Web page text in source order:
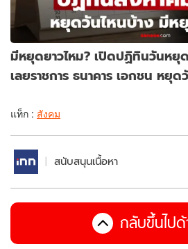
มีหยุดยาวไหม? เปิดปฏิทินวันหยุ
เลยราชการ ธนาคาร เอกชน หยุด
แท็ก : สังคม
สนับสนุนเนื้อหา
กลับขึ้นไป